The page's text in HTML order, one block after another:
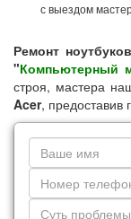
с выездом
Ремонт
"Компьютерный
строя, мастера
Acer, предоставив